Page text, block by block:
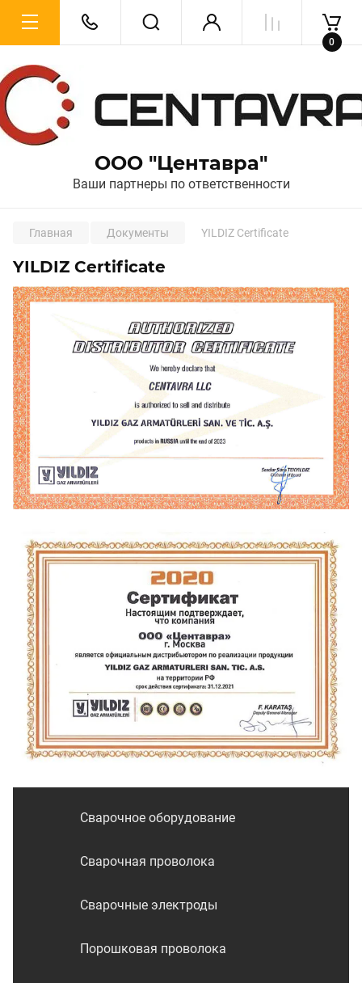
ООО "Центавра"
Ваши партнеры по ответственности
0
Сварочное оборудование
Сварочная проволока
Сварочные электроды
Порошковая проволока
Главная Документы YILDIZ Certificate
YILDIZ Certificate